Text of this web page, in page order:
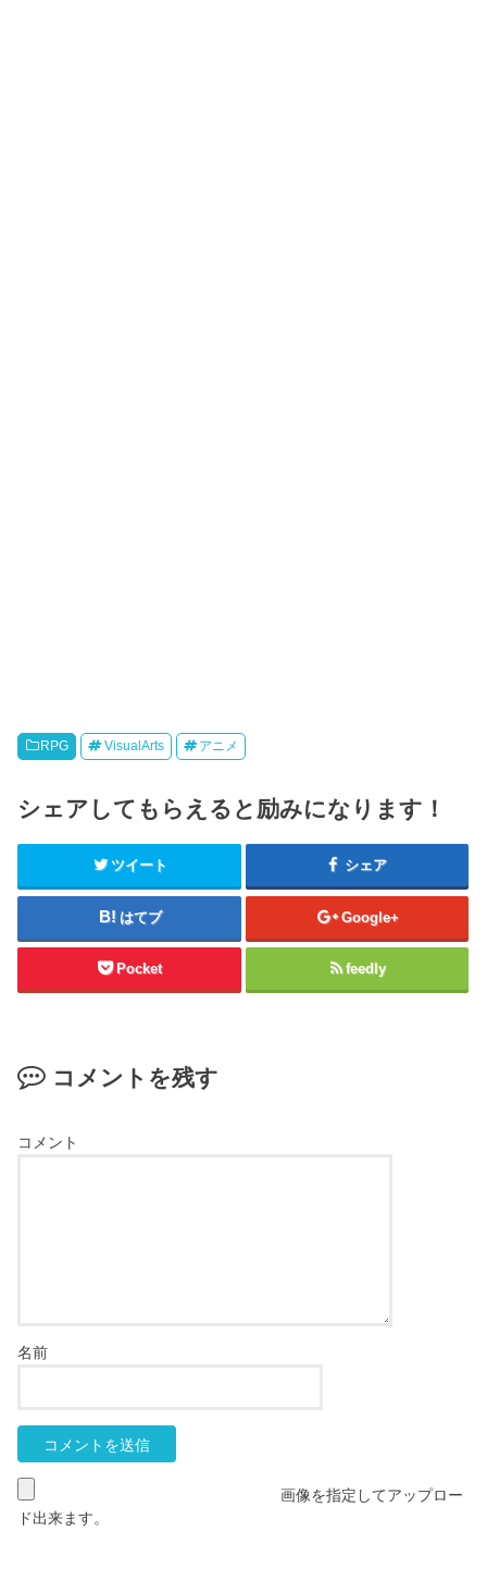
RPG VisualArts アニメ
シェアしてもらえると励みになります！
ツイート シェア
はてブ Google+
Pocket feedly
コメントを残す
コメント
名前
画像を指定してアップロー
ド出来ます。